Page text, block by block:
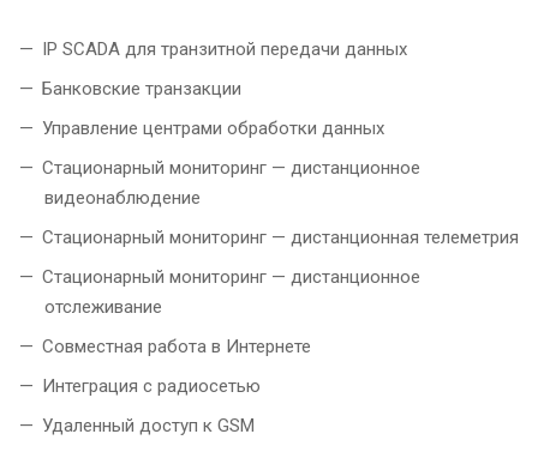
IP SCADA для транзитной передачи данных
Банковские транзакции
Управление центрами обработки данных
Стационарный мониторинг — дистанционное
видеонаблюдение
Стационарный мониторинг — дистанционная телеметрия
Стационарный мониторинг — дистанционное
отслеживание
Совместная работа в Интернете
Интеграция с радиосетью
Удаленный доступ к GSM